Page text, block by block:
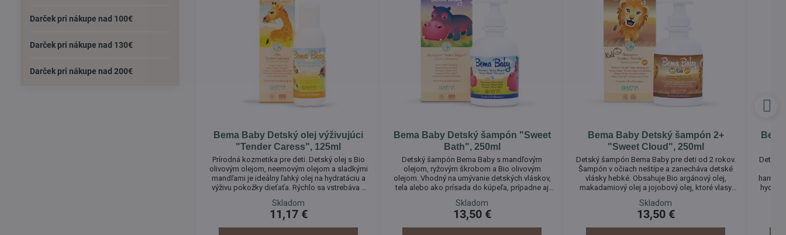
Bema Baby Detský olej výživujúci
"Tender Caress", 125ml
Prírodná kozmetika pre deti. Detský olej s Bio
olivovým olejom, neemovým olejom a sladkými
mandľami je ideálny ľahký olej na hydratáciu a
výživu pokožky dieťaťa. Rýchlo sa vstrebáva a
Skladom
11,17 €
Bema Baby Detský šampón "Sweet
Bath", 250ml
Detský šampón Bema Baby s mandľovým
olejom, ryžovým škrobom a Bio olivovým
olejom. Vhodný na umývanie detských vláskov,
tela alebo ako prísada do kúpeľa, prípadne aj
Skladom
13,50 €
Bema Baby Detský šampón 2+
"Sweet Cloud", 250ml
Detský šampón Bema Baby pre deti od 2 rokov.
Šampón v očiach neštípe a zanecháva detské
vlásky hebké. Obsahuje Bio argánový olej,
makadamiový olej a jojobový olej, ktoré vlasy
Skladom
13,50 €
Detská
Darček pri nákupe nad 100€
Darček pri nákupe nad 130€
Darček pri nákupe nad 200€